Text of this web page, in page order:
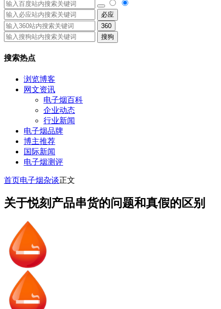
必应
360
搜狗
搜索热点
浏览博客
网文资讯
电子烟百科
企业动态
行业新闻
电子烟品牌
博主推荐
国际新闻
电子烟测评
首页电子烟杂谈正文
关于悦刻产品串货的问题和真假的区别